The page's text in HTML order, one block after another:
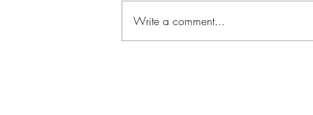
Write a comment...